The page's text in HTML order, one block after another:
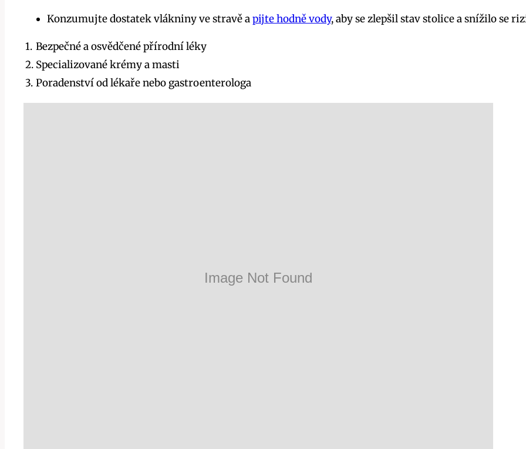
Konzumujte dostatek vlákniny ve stravě a ⁢pijte hodně vody,⁣ aby‍ se zlepšil ⁤stav stolice a snížilo se
1. Bezpečné a osvědčené přírodní léky
2. Specializované krémy a masti
3. Poradenství od lékaře nebo gastroenterologa